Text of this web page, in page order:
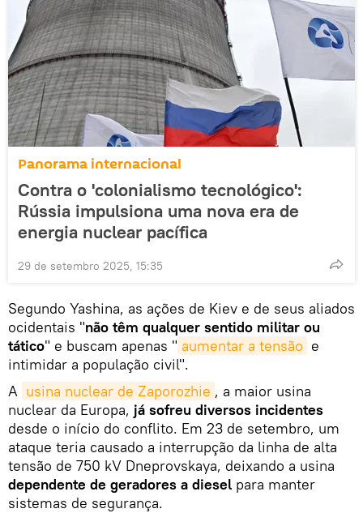
Panorama internacional
Contra o 'colonialismo tecnológico':
Rússia impulsiona uma nova era de
energia nuclear pacífica
29 de setembro 2025, 15:35
Segundo Yashina, as ações de Kiev e de seus aliados
ocidentais "não têm qualquer sentido militar ou
tático" e buscam apenas " aumentar a tensão e
intimidar a população civil".
A usina nuclear de Zaporozhie , a maior usina
nuclear da Europa, já sofreu diversos incidentes
desde o início do conflito. Em 23 de setembro, um
ataque teria causado a interrupção da linha de alta
tensão de 750 kV Dneprovskaya, deixando a usina
dependente de geradores a diesel para manter
sistemas de segurança.